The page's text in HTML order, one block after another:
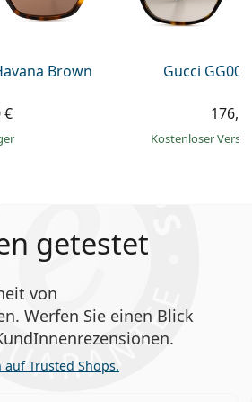
Brown
€
Gucci
Kostenloser
getestet
von
Werfen Sie einen Blick
Trusted Shops.